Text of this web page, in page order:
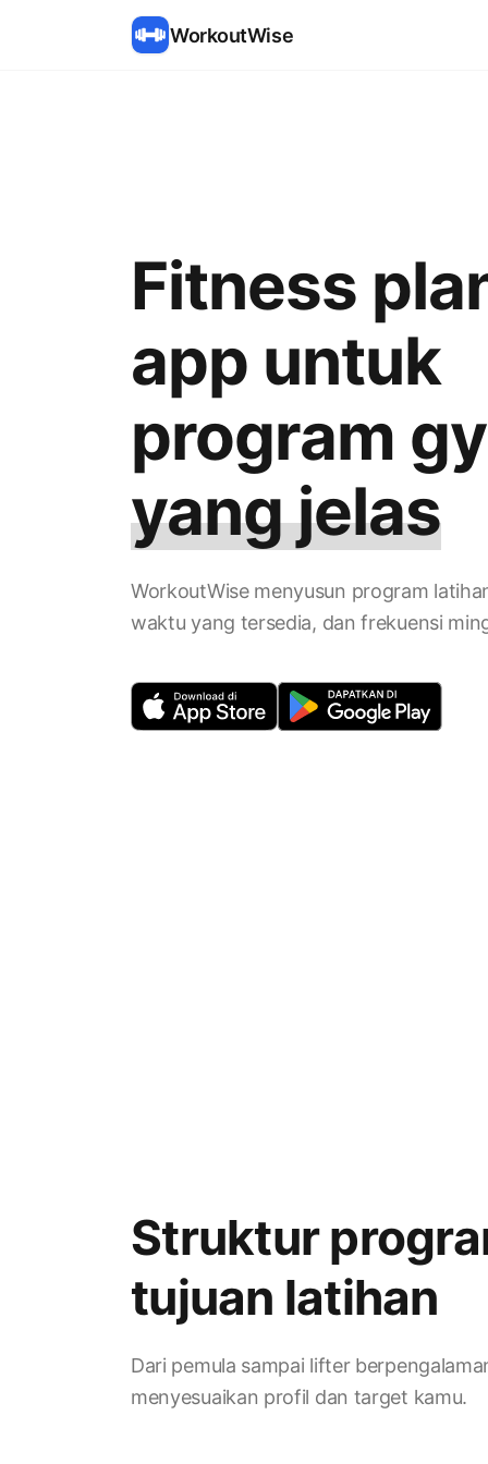
WorkoutWise
Fitness
app untuk
program
yang jelas
WorkoutWise menyusun program
waktu yang tersedia, dan frekuensi
Struktur
tujuan latihan
Dari pemula sampai lifter
menyesuaikan profil dan target kamu.